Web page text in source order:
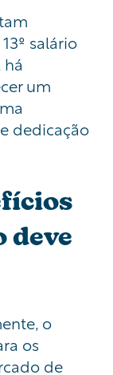
salário
um
dedicação
deve
o
os
de